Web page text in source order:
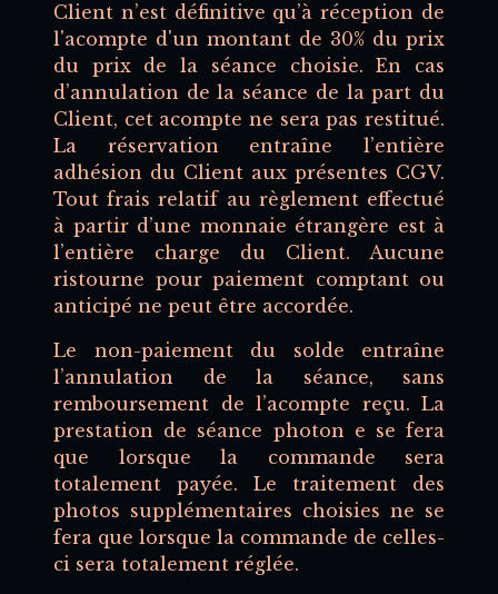
Client n’est définitive qu’à réception de
l'acompte d'un montant de 30% du prix
du prix de la séance choisie. En cas
d’annulation de la séance de la part du
Client, cet acompte ne sera pas restitué.
La réservation entraîne l’entière
adhésion du Client aux présentes CGV.
Tout frais relatif au règlement effectué
à partir d’une monnaie étrangère est à
l’entière charge du Client. Aucune
ristourne pour paiement comptant ou
anticipé ne peut être accordée.
Le non-paiement du solde entraîne
l’annulation de la séance, sans
remboursement de l’acompte reçu. La
prestation de séance photon e se fera
que lorsque la commande sera
totalement payée. Le traitement des
photos supplémentaires choisies ne se
fera que lorsque la commande de celles-
ci sera totalement réglée.